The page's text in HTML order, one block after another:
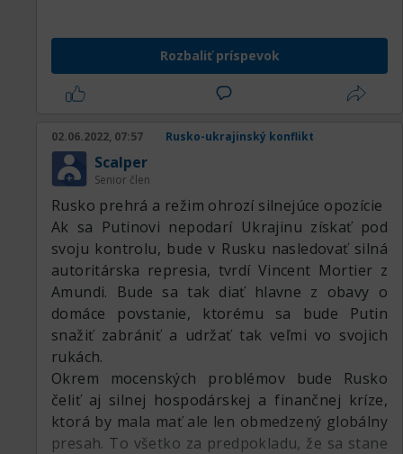
Bude pretrvávať tlak na trh s energiou a
finančné trhy sa kvôli systémovej nestabilite a
nevyspytateľnosti ruských trhov ocitnú v zatiaľ
nepreskúmaných vodách. Investori budú hľadať
im zaistia bezpečie v ich portfóliách. A nový
úspech by mohli zaznamenať aj alternatívne
platidlá ako kryptomeny, ktoré by ťažili z
odpojenia niektorých bánk od systému SWIFT.
Rozbaliť príspevok
02.06.2022, 07:57 Rusko-ukrajinský konflikt
Scalper
Senior člen
Rusko prehrá a režim ohrozí silnejúce opozície
Ak sa Putinovi nepodarí Ukrajinu získať pod
svoju kontrolu, bude v Rusku nasledovať silná
autoritárska represia, tvrdí Vincent Mortier z
Amundi. Bude sa tak diať hlavne z obavy o
domáce povstanie, ktorému sa bude Putin
snažiť zabrániť a udržať tak veľmi vo svojich
rukách.
Okrem mocenských problémov bude Rusko
čeliť aj silnej hospodárskej a finančnej kríze,
ktorá by mala mať ale len obmedzený globálny
presah. To všetko za predpokladu, že sa stane